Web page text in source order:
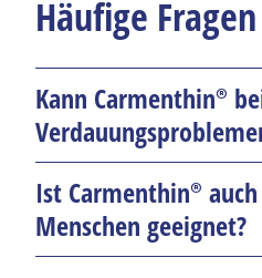
Häufige Fragen
Kann Carmenthin®
Ja, denn es kann
Krämpfe und
während der Periode
Ist Carmenthin®
Menschen geeignet?